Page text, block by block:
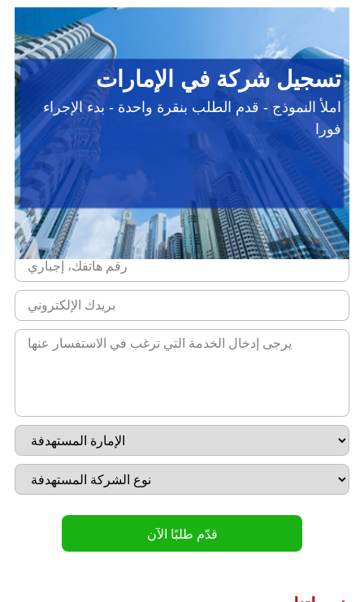
تسجيل شركة في الإمارات
املأ النموذج - قدم الطلب بنقرة واحدة - بدء الإجراء
فورا